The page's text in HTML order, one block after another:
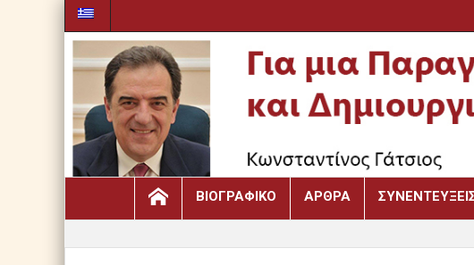
ΒΙΟΓΡΑΦΙΚΌ ΆΡΘΡΑ